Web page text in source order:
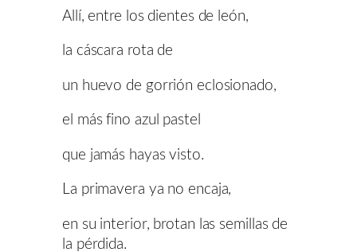
Allí, entre los dientes de león,
la cáscara rota de
un huevo de gorrión eclosionado,
el más fino azul pastel
que jamás hayas visto.
La primavera ya no encaja,
en su interior, brotan las semillas de
la pérdida.